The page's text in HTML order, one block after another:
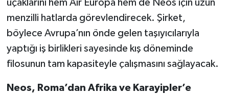
uçaklarını hem Air Europa hem de Neos için uzun
menzilli hatlarda görevlendirecek. Şirket,
böylece Avrupa’nın önde gelen taşıyıcılarıyla
yaptığı iş birlikleri sayesinde kış döneminde
filosunun tam kapasiteyle çalışmasını sağlayacak.
Neos, Roma’dan Afrika ve Karayipler’e